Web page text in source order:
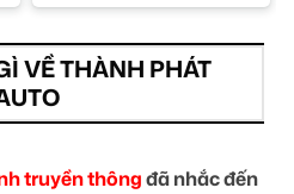
VỀ THÀNH PHÁT
truyền thôngđã nhắc đến